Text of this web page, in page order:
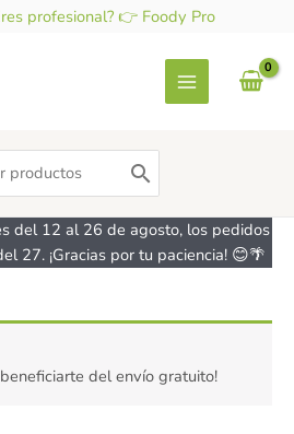
profesional? 👉 Foody Pro
del 12 al 26 de agosto, los pedidos
27. ¡Gracias por tu paciencia! 😊🌴
del envío gratuito!